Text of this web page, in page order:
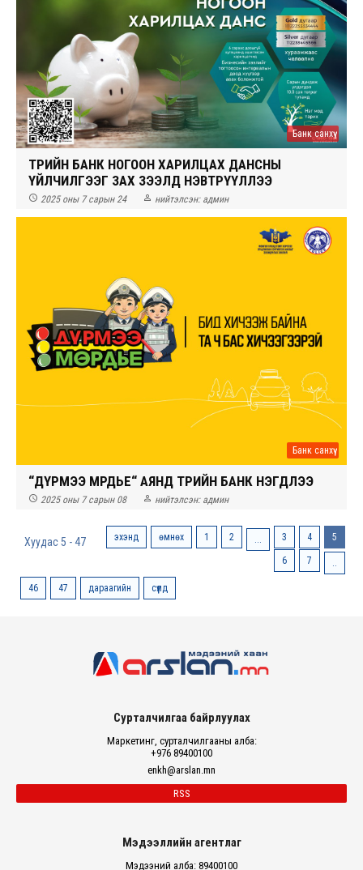
Банк санхүү
ТӨРИЙН БАНК НОГООН ХАРИЛЦАХ ДАНСНЫ
ҮЙЛЧИЛГЭЭГ ЗАХ ЗЭЭЛД НЭВТРҮҮЛЛЭЭ
 2025 оны 7 сарын 24  нийтэлсэн: админ
Банк санхүү
“ДҮРМЭЭ МӨРДЬЕ“ АЯНД ТӨРИЙН БАНК НЭГДЛЭЭ
 2025 оны 7 сарын 08  нийтэлсэн: админ
Хуудас 5 - 47 эхэнд өмнөх 1 2 ... 3 4 5
6 7 ..
46 47 дараагийн сүүлд
Сурталчилгаа байрлуулах
Маркетинг, сурталчилгааны алба:
+976 89400100
enkh@arslan.mn
RSS
Мэдээллийн агентлаг
Мэдээний алба: 89400100